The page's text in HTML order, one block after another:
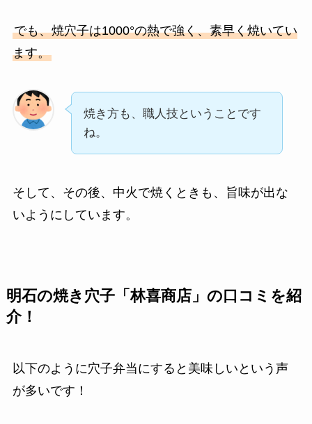
でも、焼穴子は1000°の熱で強く、素早く焼いてい
ます。
焼き方も、職人技ということです
ね。
そして、その後、中火で焼くときも、旨味が出な
いようにしています。
明石の焼き穴子「林喜商店」の口コミを紹
介！
以下のように穴子弁当にすると美味しいという声
が多いです！